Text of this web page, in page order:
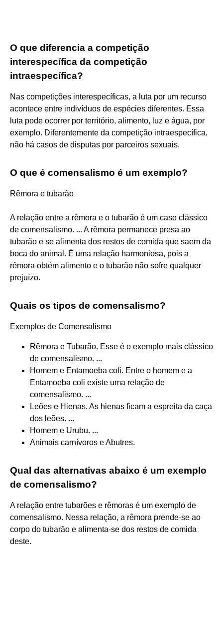
O que diferencia a competição
interespecífica da competição
intraespecífica?
Nas competições interespecíficas, a luta por um recurso
acontece entre indivíduos de espécies diferentes. Essa
luta pode ocorrer por território, alimento, luz e água, por
exemplo. Diferentemente da competição intraespecífica,
não há casos de disputas por parceiros sexuais.
O que é comensalismo é um exemplo?
Rêmora e tubarão
A relação entre a rêmora e o tubarão é um caso clássico
de comensalismo. ... A rêmora permanece presa ao
tubarão e se alimenta dos restos de comida que saem da
boca do animal. É uma relação harmoniosa, pois a
rêmora obtém alimento e o tubarão não sofre qualquer
prejuízo.
Quais os tipos de comensalismo?
Exemplos de Comensalismo
Rêmora e Tubarão. Esse é o exemplo mais clássico
de comensalismo. ...
Homem e Entamoeba coli. Entre o homem e a
Entamoeba coli existe uma relação de
comensalismo. ...
Leões e Hienas. As hienas ficam a espreita da caça
dos leões. ...
Homem e Urubu. ...
Animais carnívoros e Abutres.
Qual das alternativas abaixo é um exemplo
de comensalismo?
A relação entre tubarões e rêmoras é um exemplo de
comensalismo. Nessa relação, a rêmora prende-se ao
corpo do tubarão e alimenta-se dos restos de comida
deste.